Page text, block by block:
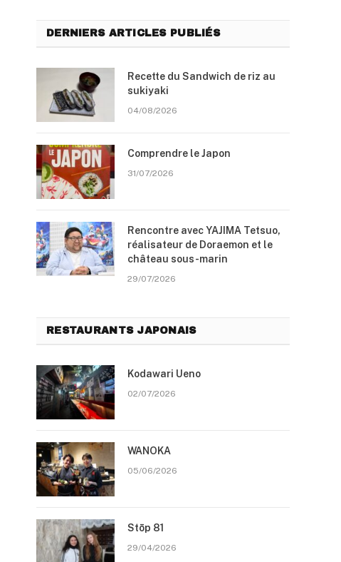
DERNIERS ARTICLES PUBLIÉS
Recette du Sandwich de riz au
sukiyaki
04/08/2026
Comprendre le Japon
31/07/2026
Rencontre avec YAJIMA Tetsuo,
réalisateur de Doraemon et le
château sous-marin
29/07/2026
RESTAURANTS JAPONAIS
Kodawari Ueno
02/07/2026
WANOKA
05/06/2026
Stōp 81
29/04/2026